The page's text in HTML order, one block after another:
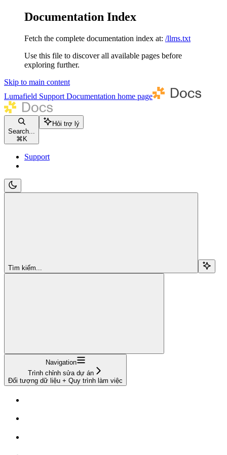
Documentation Index
Fetch the complete documentation index at: /llms.txt
Use this file to discover all available pages before
exploring further.
Skip to main content
Lumafield Support Documentation home page
Search...
⌘ K
Hỏi trợ lý
Support
Tìm kiếm...
Navigation
Trình chỉnh sửa dự án
Đối tượng dữ liệu + Quy trình làm việc